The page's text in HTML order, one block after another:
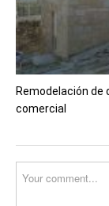
Remodelación de
comercial